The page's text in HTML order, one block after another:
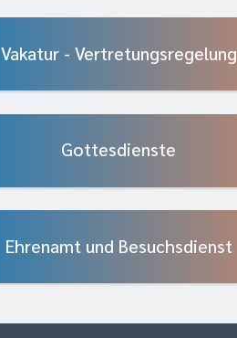
Vakatur - Vertretungsregelung
Gottesdienste
Ehrenamt und Besuchsdienst